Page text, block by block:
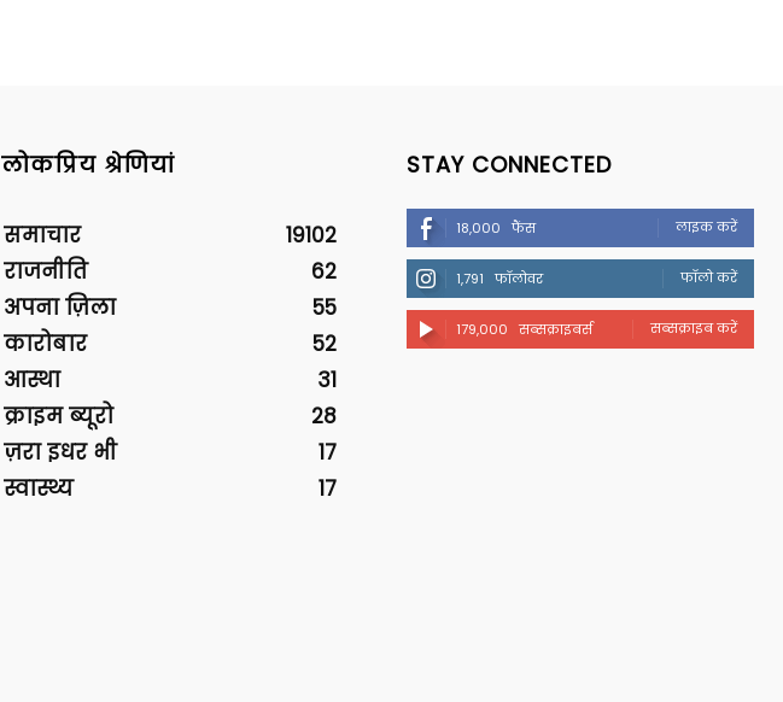
लोकप्रिय श्रेणियां
समाचार
19102
राजनीति
62
अपना ज़िला
55
कारोबार
52
आस्था
31
क्राइम ब्यूरो
28
ज़रा इधर भी
17
स्वास्थ्य
17
STAY CONNECTED
18,000 फैंस लाइक करें
1,791 फॉलोवर फॉलो करें
179,000 सब्सक्राइबर्स सब्सक्राइब करें